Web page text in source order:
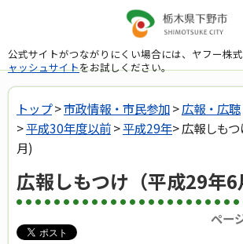
公式サイトがつながりにくい場合には、ヤフー株
ャッシュサイトをお試しください。
トップ>市政情報・市民参加>広報・広聴
>平成30年度以前>平成29年> 広報しも
月)
広報しもつけ（平成29年6
ペー